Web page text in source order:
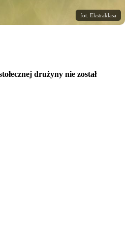
fot. Ekstraklasa
drużyny nie został